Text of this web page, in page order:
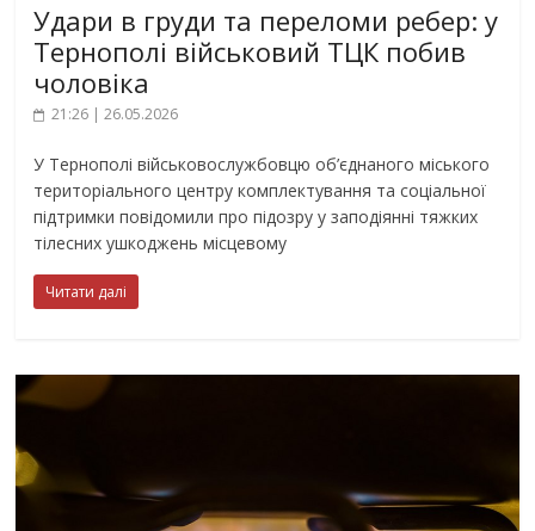
Удари в груди та переломи ребер: у
Тернополі військовий ТЦК побив
чоловіка
21:26 | 26.05.2026
У Тернополі військовослужбовцю об’єднаного міського
територіального центру комплектування та соціальної
підтримки повідомили про підозру у заподіянні тяжких
тілесних ушкоджень місцевому
Читати далі